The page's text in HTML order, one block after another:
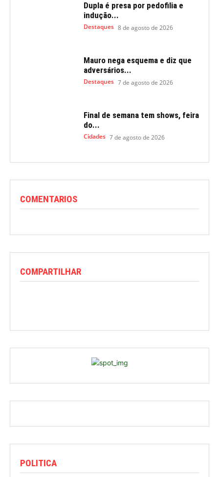
Dupla é presa por pedofilia e
indução...
Destaques 8 de agosto de 2026
Mauro nega esquema e diz que
adversários...
Destaques 7 de agosto de 2026
Final de semana tem shows, feira
do...
Cidades 7 de agosto de 2026
COMENTARIOS
COMPARTILHAR
POLITICA